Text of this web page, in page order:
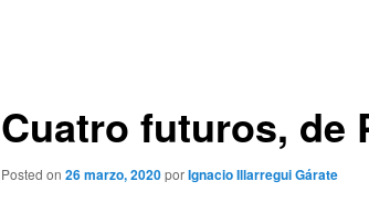
Cuatro futuros, de
Posted on 26 marzo, 2020porIgnacio Illarregui Gárate